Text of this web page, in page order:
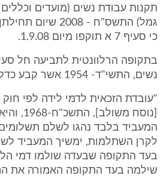
תקנות עבודת נשים (מועדים
כי סעיף 7 א תוקפו מיום 1.9.08.
נשים, התשי"ד- 1954 אשר קבע כדלקמן:
"עובדת הזכאית לדמי לידה לפי
[נוסח
המעביד בלבד נהגו לשלם
לקרן השתלמות, ימשיך המעביד
בעד התקופה שבעדה שולמו דמי
שילמה בעד התקופה האמורה את